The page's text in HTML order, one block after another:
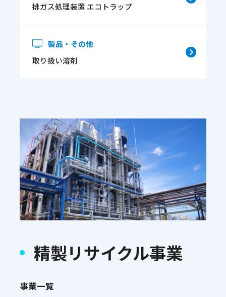
排ガス処理装置 エコトラップ
製品・その他
取り扱い溶剤
精製リサイクル事業
事業一覧